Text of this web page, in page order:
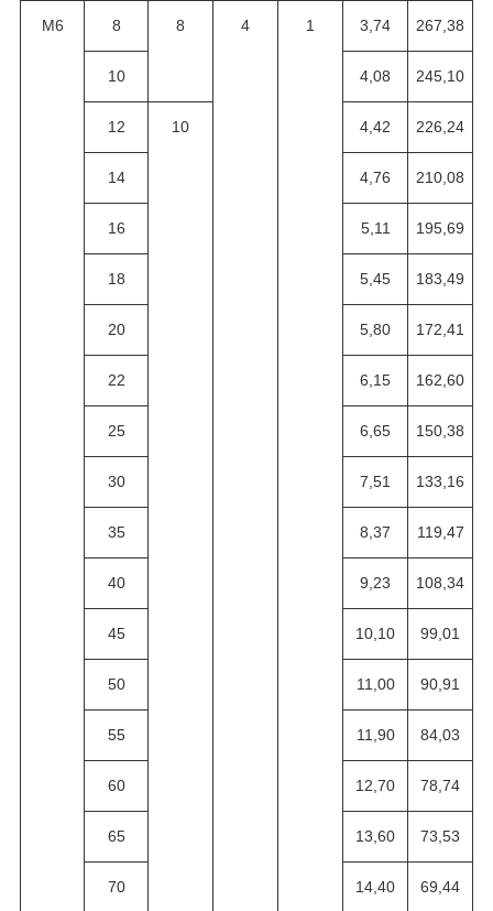
M6 8 8 4 1 3,74 267,38
10 4,08 245,10
12 10 4,42 226,24
14 4,76 210,08
16 5,11 195,69
18 5,45 183,49
20 5,80 172,41
22 6,15 162,60
25 6,65 150,38
30 7,51 133,16
35 8,37 119,47
40 9,23 108,34
45 10,10 99,01
50 11,00 90,91
55 11,90 84,03
60 12,70 78,74
65 13,60 73,53
70 14,40 69,44